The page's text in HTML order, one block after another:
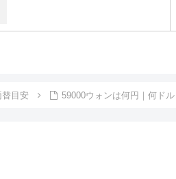
目安 59000ウォンは何円｜何ド